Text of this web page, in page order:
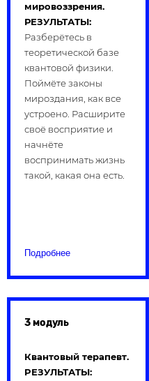
мировоззрения.
РЕЗУЛЬТАТЫ:
Разберётесь в
теоретической базе
квантовой физики.
Поймёте законы
мироздания, как все
устроено. Расширите
своё восприятие и
начнёте
воспринимать жизнь
такой, какая она есть.
Подробнее
3 модуль
Квантовый терапевт.
PЕЗУЛЬТАТЫ: